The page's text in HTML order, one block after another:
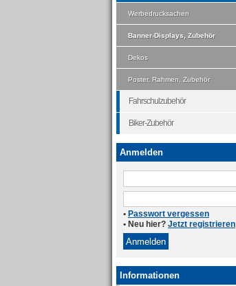
Werbedrucksachen
Banner-Displays, Zubehör
Dekos
Poster, Rahmen, Zubehör
Fahrschulzubehör
Biker-Zubehör
Anmelden
• Passwort vergessen
• Neu hier? Jetzt registrieren
Informationen